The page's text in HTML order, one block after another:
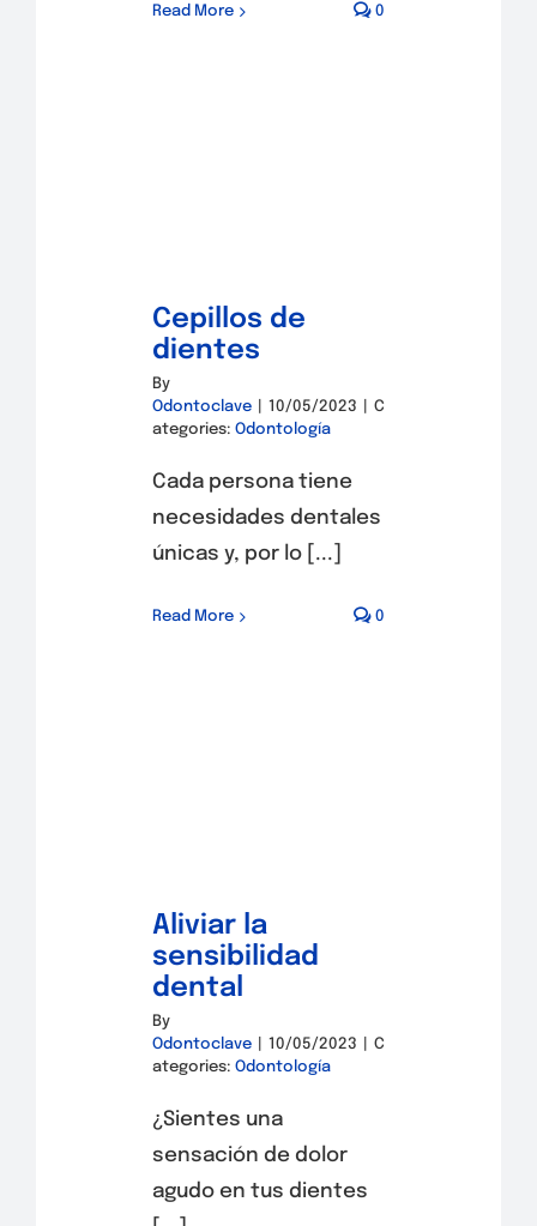
Read More 0
Cepillos de
dientes
By
Odontoclave
10/05/2023
C
ategories: Odontología
Cada persona tiene
necesidades dentales
únicas y, por lo [...]
Read More 0
Aliviar la
sensibilidad
dental
By
Odontoclave
10/05/2023
C
ategories: Odontología
¿Sientes una
sensación de dolor
agudo en tus dientes